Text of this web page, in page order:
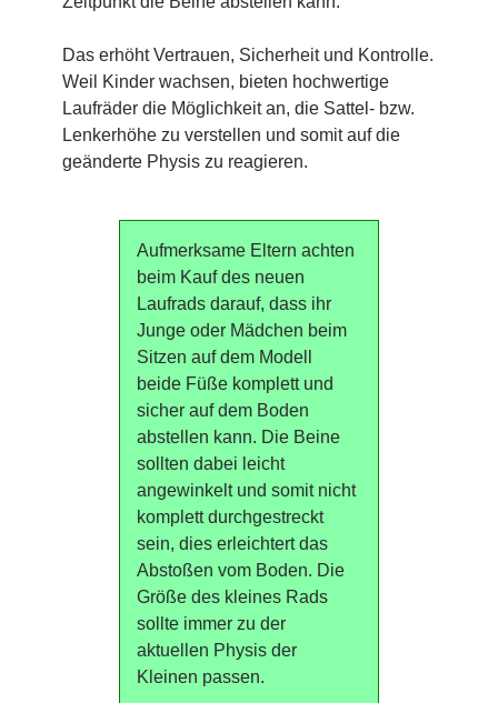
Das erhöht Vertrauen, Sicherheit und Kontrolle.
Weil Kinder wachsen, bieten hochwertige
Laufräder die Möglichkeit an, die Sattel- bzw.
Lenkerhöhe zu verstellen und somit auf die
geänderte Physis zu reagieren.
Aufmerksame Eltern achten
beim Kauf des neuen
Laufrads darauf, dass ihr
Junge oder Mädchen beim
Sitzen auf dem Modell
beide Füße komplett und
sicher auf dem Boden
abstellen kann. Die Beine
sollten dabei leicht
angewinkelt und somit nicht
komplett durchgestreckt
sein, dies erleichtert das
Abstoßen vom Boden. Die
Größe des kleines Rads
sollte immer zu der
aktuellen Physis der
Kleinen passen.